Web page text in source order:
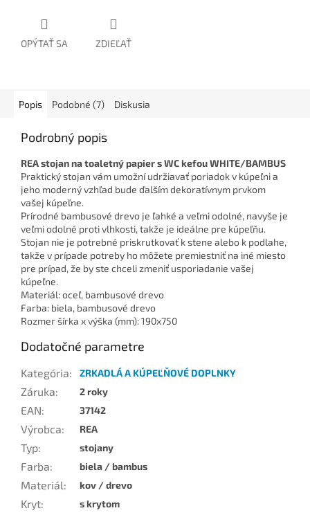
OPÝTAŤ SA ZDIEĽAŤ
Popis Podobné (7) Diskusia
Podrobný popis
REA stojan na toaletný papier s WC kefou WHITE/BAMBUS
Praktický stojan vám umožní udržiavať poriadok v kúpeľni a
jeho moderný vzhľad bude ďalším dekoratívnym prvkom
vašej kúpeľne.
Prírodné bambusové drevo je ľahké a veľmi odolné, navyše je
veľmi odolné proti vlhkosti, takže je ideálne pre kúpeľňu.
Stojan nie je potrebné priskrutkovať k stene alebo k podlahe,
takže v prípade potreby ho môžete premiestniť na iné miesto
pre prípad, že by ste chceli zmeniť usporiadanie vašej
kúpeľne.
Materiál: oceľ, bambusové drevo
Farba: biela, bambusové drevo
Rozmer šírka x výška (mm): 190x750
Dodatočné parametre
Kategória: ZRKADLÁ A KÚPEĽŇOVÉ DOPLNKY
Záruka: 2 roky
EAN: 37142
Výrobca: REA
Typ: stojany
Farba: biela / bambus
Materiál: kov / drevo
Kryt: s krytom